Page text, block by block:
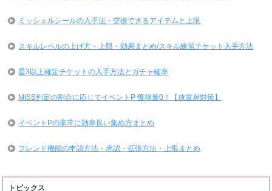
ミッシェルシールの入手法・交換できるアイテムと上限
スキルレベルの上げ方・上限・効果まとめ/スキル練習チケット入手方法
星3以上確定チケットの入手方法とガチャ確率
MISS判定の割合に応じてイベントP 獲得量0！【放置厨対策】
イベントPの非常に効率良い集め方まとめ
フレンド機能の申請方法・承認・拡張方法・上限まとめ
トピックス